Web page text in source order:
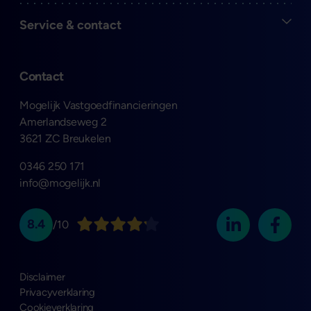
Contact
Mogelijk Vastgoedfinancieringen
Amerlandseweg 2
3621 ZC Breukelen
0346 250 171
info@mogelijk.nl
Open
Service & contact
8.4 /10
Disclaimer
Privacyverklaring
Cookieverklaring